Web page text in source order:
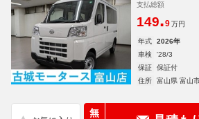
支払総額
149.9 万円
年式 2026年
車検
'28/3
保証
保証付
住所
富山県 富山
無